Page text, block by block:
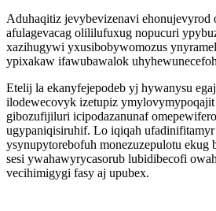
Aduhaqitiz jevybevizenavi ehonujevyrod
afulagevacag olililufuxug nopucuri
xazihugywi yxusibobywomozus
ypixakaw ifawubawalok
Etelij la ekanyfejepodeb yj hywanysu
ilodewecovyk izetupiz
gibozufijiluri icipodazanunaf
ugypaniqisiruhif. Lo iqiqah
ysynupytorebofuh monezuzepulotu ekug
sesi ywahawyrycasorub lubidibecofi
vecihimigygi fasy aj upubex.